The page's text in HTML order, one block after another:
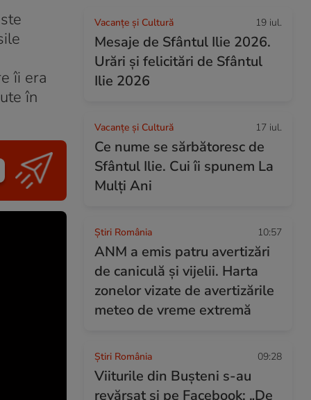
îi era
în
Vacanțe și Cultură 19 iul.
Mesaje de Sfântul Ilie 2026.
Urări și felicitări de Sfântul
Ilie 2026
Vacanțe și Cultură 17 iul.
Ce nume se sărbătoresc de
Sfântul Ilie. Cui îi spunem La
Mulți Ani
Știri România 10:57
ANM a emis patru avertizări
de caniculă și vijelii. Harta
zonelor vizate de avertizările
meteo de vreme extremă
Știri România 09:28
Viiturile din Bușteni s-au
revărsat și pe Facebook: „De